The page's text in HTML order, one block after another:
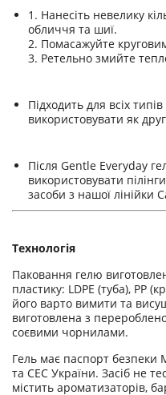
1. Нанесіть невелику
обличчя та шиї.
2. Помасажуйте
3. Ретельно змийте
Підходить для всіх
використовувати як
Після Gentle Everyday
використовувати
засоби з нашої лінійки
Технологія
Паковання гелю
пластику: LDPE (туба), PP
його варто вимити та
виготовлена з
соєвими чорнилами.
Гель має паспорт безпеки
та СЕС України. Засіб не
містить ароматизаторів,